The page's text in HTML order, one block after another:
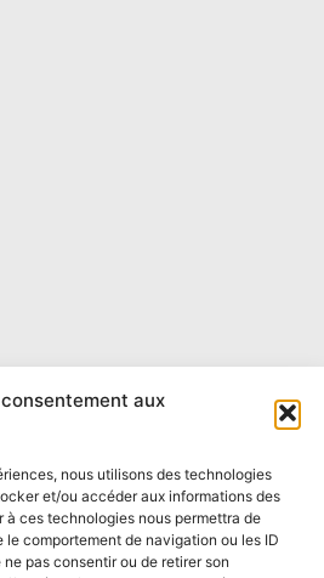
aux
nous utilisons des technologies
et/ou accéder aux informations des
ces technologies nous permettra de
comportement de navigation ou les ID
pas consentir ou de retirer son